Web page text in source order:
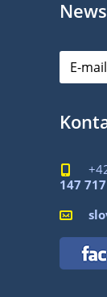

147 717
